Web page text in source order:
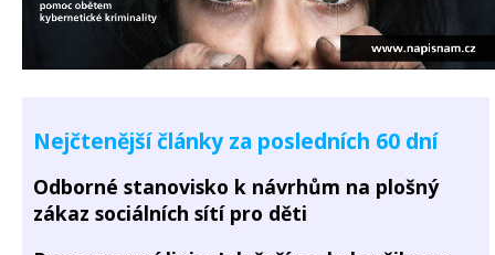
Nejčtenější články za posledních 60 dní
Odborné stanovisko k návrhům na plošný
zákaz sociálních sítí pro děti